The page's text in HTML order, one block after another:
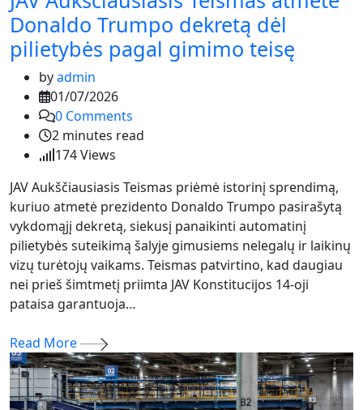
Donaldo Trumpo dekretą dėl
pilietybės pagal gimimo teisę
byadmin
01/07/2026
0 Comments
2 minutes read
174Views
JAV Aukščiausiasis Teismas priėmė istorinį sprendimą,
kuriuo atmetė prezidento Donaldo Trumpo pasirašytą
vykdomąjį dekretą, siekusį panaikinti automatinį
pilietybės suteikimą šalyje gimusiems nelegalų ir laikinų
vizų turėtojų vaikams. Teismas patvirtino, kad daugiau
nei prieš šimtmetį priimta JAV Konstitucijos 14-oji
pataisa garantuoja…
Read More